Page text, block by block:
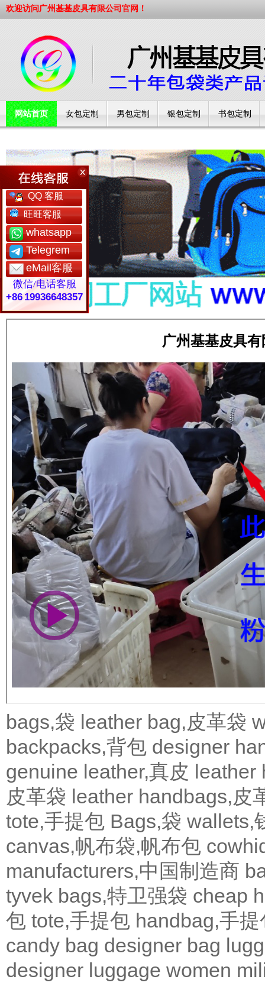
欢迎访问广州基基皮具有限公司官网！
网站首页 女包定制 男包定制 银包定制 书包定制
QQ 客服
旺旺客服
whatsapp
Telegrem
eMail客服
微信/电话客服
+86 19936648357
bags,袋 leather bag,皮革袋
backpacks,背包 designer
genuine leather,真皮 leather
皮革袋 leather handbags,皮
tote,手提包 Bags,袋 wallets,
canvas,帆布袋,帆布包
manufacturers,中国制造商
tyvek bags,特卫强袋 cheap
包 tote,手提包 handbag,手提
candy bag designer bag
designer luggage women